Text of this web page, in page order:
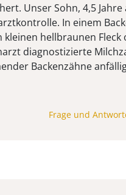
Unser Sohn, 4,5
In einem
hellbraunen Fleck
diagnostizierte
Backenzähne
Frage und